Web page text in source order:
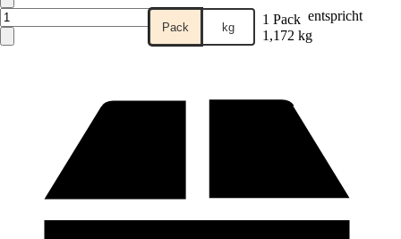
Pack kg 1 Pack entspricht
1,172 kg